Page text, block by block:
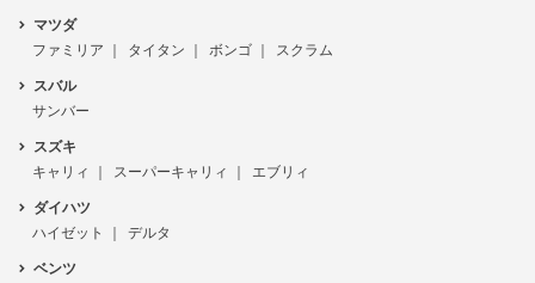
マツダ
ファミリア
タイタン ボンゴ スクラム
スバル
サンバー
スズキ
キャリィ
スーパーキャリィ エブリィ
ダイハツ
ハイゼット
デルタ
ベンツ